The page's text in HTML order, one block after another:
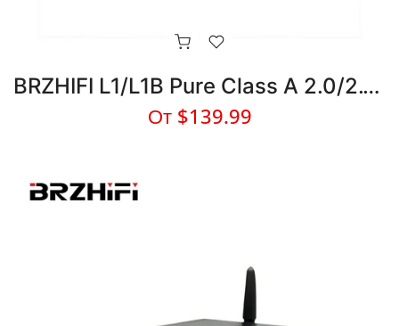
BRZHIFI L1/L1B Pure Class A 2.0/2.1 CH BT5.0 HIFI предусилитель
От$139.99